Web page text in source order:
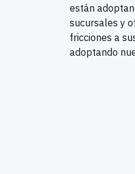
están
sucursales y
fricciones a
adoptando